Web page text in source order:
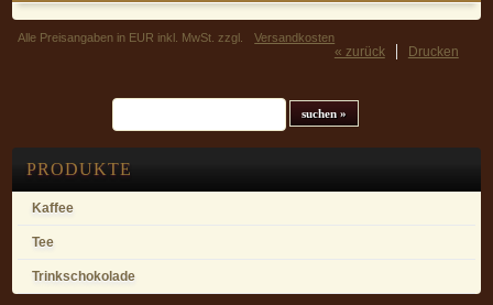
PRODUKTE
Kaffee
Tee
Trinkschokolade
Alle Preisangaben in EUR inkl. MwSt. zzgl. Versandkosten
Drucken
« zurück